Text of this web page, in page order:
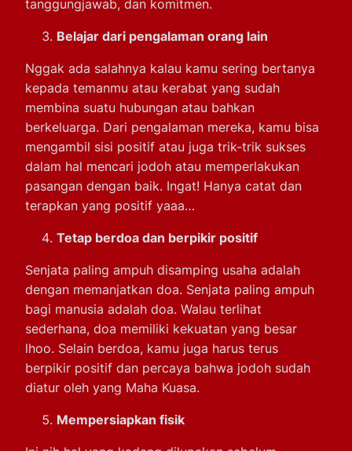
tanggungjawab, dan komitmen.
Belajar dari pengalaman orang lain
Nggak ada salahnya kalau kamu sering bertanya
kepada temanmu atau kerabat yang sudah
membina suatu hubungan atau bahkan
berkeluarga. Dari pengalaman mereka, kamu bisa
mengambil sisi positif atau juga trik-trik sukses
dalam hal mencari jodoh atau memperlakukan
pasangan dengan baik. Ingat! Hanya catat dan
terapkan yang positif yaaa…
Tetap berdoa dan berpikir positif
Senjata paling ampuh disamping usaha adalah
dengan memanjatkan doa. Senjata paling ampuh
bagi manusia adalah doa. Walau terlihat
sederhana, doa memiliki kekuatan yang besar
lhoo. Selain berdoa, kamu juga harus terus
berpikir positif dan percaya bahwa jodoh sudah
diatur oleh yang Maha Kuasa.
Mempersiapkan fisik